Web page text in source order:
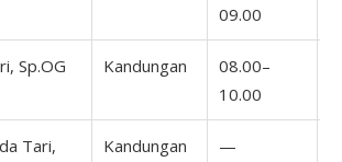
09.00
Sp.OG Kandungan
08.00–
10.00
Tari,
Kandungan —